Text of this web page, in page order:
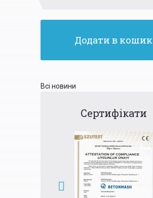
Додати в кошик
Всі новини
Сертифікати